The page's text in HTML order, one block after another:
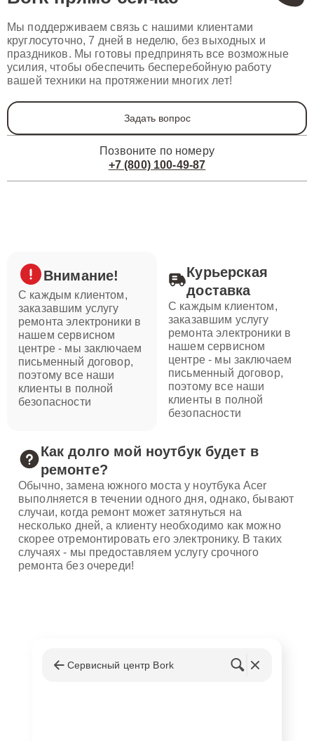
Мы поддерживаем связь с нашими клиентами
круглосуточно, 7 дней в неделю, без выходных и
праздников. Мы готовы предпринять все возможные
усилия, чтобы обеспечить бесперебойную работу
вашей техники на протяжении многих лет!
Задать вопрос
Позвоните по номеру
+7 (800) 100-49-87
Внимание!
С каждым клиентом,
заказавшим услугу
ремонта электроники в
нашем сервисном
центре - мы заключаем
письменный договор,
поэтому все наши
клиенты в полной
безопасности
Курьерская
доставка
С каждым клиентом,
заказавшим услугу
ремонта электроники в
нашем сервисном
центре - мы заключаем
письменный договор,
поэтому все наши
клиенты в полной
безопасности
Как долго мой ноутбук будет в
ремонте?
Обычно, замена южного моста у ноутбука Acer
выполняется в течении одного дня, однако, бывают
случаи, когда ремонт может затянуться на
несколько дней, а клиенту необходимо как можно
скорее отремонтировать его электронику. В таких
случаях - мы предоставляем услугу срочного
ремонта без очереди!
Сервисный центр Bork